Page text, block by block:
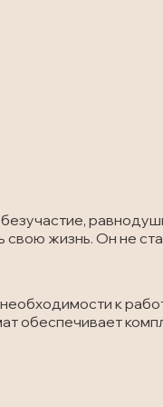
свою жизнь. Он не
необходимости к
обеспечивает